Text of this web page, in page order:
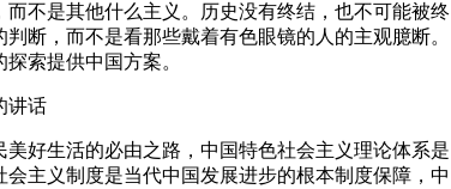
不是其他什么主义。历史没有终结，也不可能被终
断，而不是看那些戴着有色眼镜的人的主观臆断。
索提供中国方案。
讲话
好生活的必由之路，中国特色社会主义理论体系是
主义制度是当代中国发展进步的根本制度保障，中